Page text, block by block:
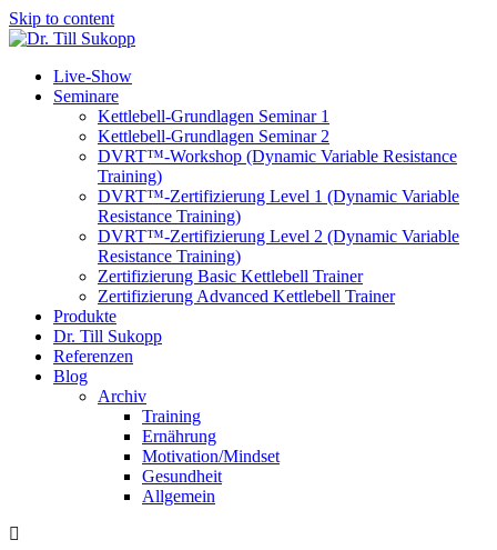
Skip to content
Live-Show
Seminare
Kettlebell-Grundlagen Seminar 1
Kettlebell-Grundlagen Seminar 2
DVRT™-Workshop (Dynamic Variable Resistance
Training)
DVRT™-Zertifizierung Level 1 (Dynamic Variable
Resistance Training)
DVRT™-Zertifizierung Level 2 (Dynamic Variable
Resistance Training)
Zertifizierung Basic Kettlebell Trainer
Zertifizierung Advanced Kettlebell Trainer
Produkte
Dr. Till Sukopp
Referenzen
Blog
Archiv
Training
Ernährung
Motivation/Mindset
Gesundheit
Allgemein